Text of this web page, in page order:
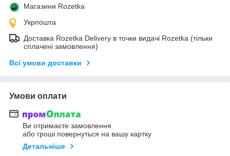
Магазини Rozetka
Укрпошта
Доставка Rozetka Delivery в точки видачі Rozetka (тільки
сплачені замовлення)
Всі умови доставки
Умови оплати
Ви отримаєте замовлення
або гроші повернуться на вашу картку
Детальніше